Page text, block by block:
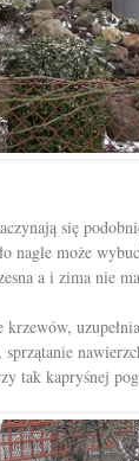
się
nagle może
a i zima nie
tak kapryśnej